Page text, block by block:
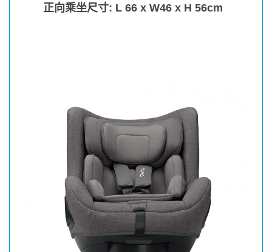
正向乘坐尺寸: L 66 x W46 x H 56cm